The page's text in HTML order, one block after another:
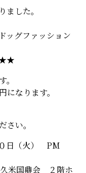
した。
ッグファッション
なります。
い。
（火） PM
国鼎会 ２階ホ